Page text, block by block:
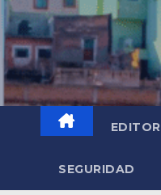
SEGURIDAD